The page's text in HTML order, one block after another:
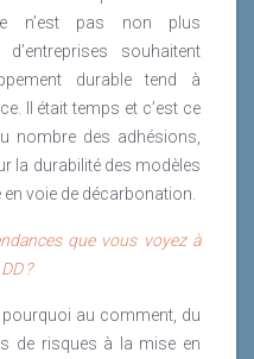
n’est pas non plus
souhaitent
durable tend à
Il était temps et c’est ce
nombre des adhésions,
la durabilité des modèles
voie de décarbonation.
que vous voyez à
?
pourquoi au comment, du
de risques à la mise en